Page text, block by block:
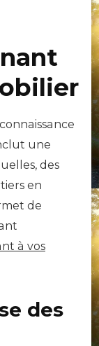
une
des
en
de
à vos
des